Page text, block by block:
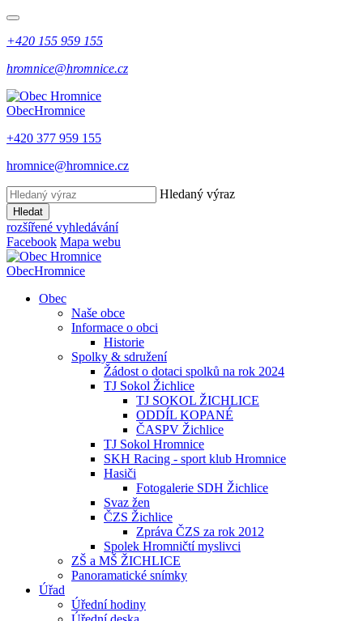
+420 155 959 155
hromnice@hromnice.cz
ObecHromnice
+420 377 959 155
hromnice@hromnice.cz
Hledaný výraz
Hledat
rozšířené vyhledávání
Facebook Mapa webu
ObecHromnice
Obec
Naše obce
Informace o obci
Historie
Spolky & sdružení
Žádost o dotaci spolků na rok 2024
TJ Sokol Žichlice
TJ SOKOL ŽICHLICE
ODDÍL KOPANÉ
ČASPV Žichlice
TJ Sokol Hromnice
SKH Racing - sport klub Hromnice
Hasiči
Fotogalerie SDH Žichlice
Svaz žen
ČZS Žichlice
Zpráva ČZS za rok 2012
Spolek Hromničtí myslivci
ZŠ a MŠ ŽICHLICE
Panoramatické snímky
Úřad
Úřední hodiny